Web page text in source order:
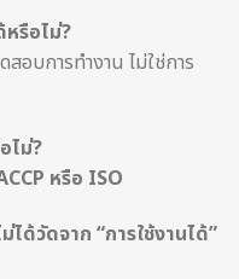
รือไม่?
สอบการทำงาน ไม่ใช่การ
ไม่?
หรือ ISO
ด้วัดจาก “การใช้งานได้”